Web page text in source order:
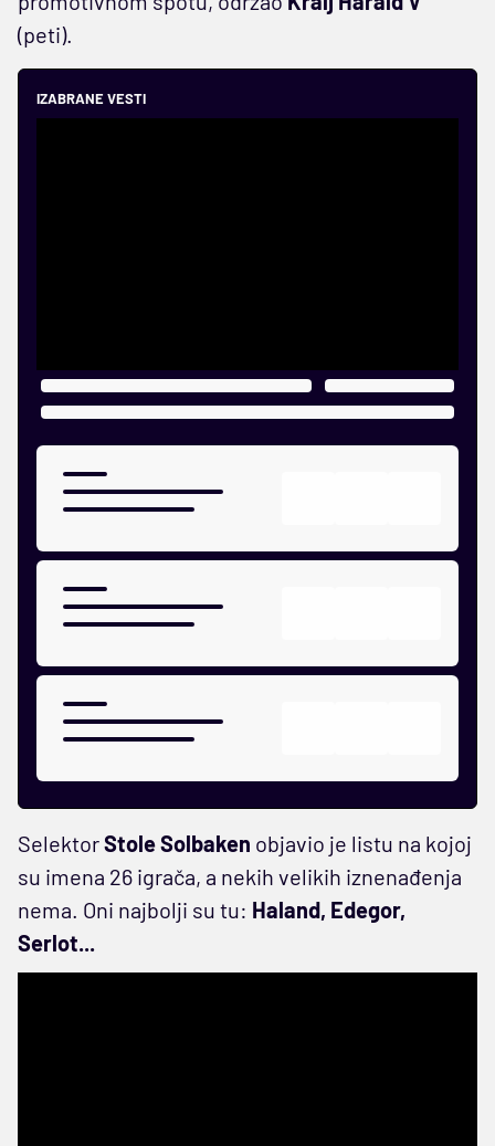
(peti).
IZABRANE VESTI
SelektorStole Solbaken objavio je listu na kojoj
su imena 26 igrača, a nekih velikih iznenađenja
nema. Oni najbolji su tu: Haland, Edegor,
Serlot...